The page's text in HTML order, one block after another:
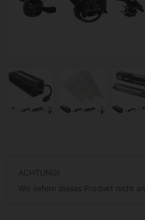
ACHTUNG!
Wir liefern dieses Produkt nicht an